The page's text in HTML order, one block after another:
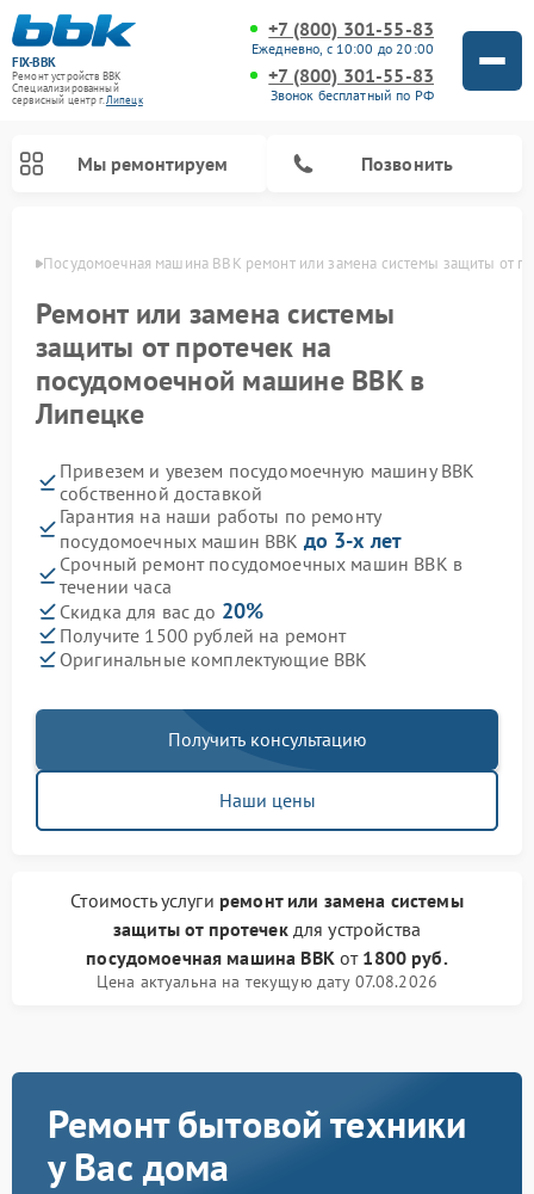
FIX-BBK
Ремонт устройств BBK
Специализированный
cервисный центр г.Липецк
+7 (800) 301-55-83
Ежедневно, с 10:00 до 20:00
+7 (800) 301-55-83
Звонок бесплатный по РФ
Мы ремонтируем Позвонить
Посудомоечная машина BBK ремонт или замена системы защиты от
Ремонт или замена системы
защиты от протечек на
посудомоечной машине BBK в
Липецке
Привезем и увезем посудомоечную машину BBK
собственной доставкой
Гарантия на наши работы по ремонту
посудомоечных машин BBK до 3-х лет
Срочный ремонт посудомоечных машин BBK в
течении часа
Скидка для вас до 20%
Получите 1500 рублей на ремонт
Оригинальные комплектующие BBK
Получить консультацию
Наши цены
Стоимость услуги ремонт или замена системы
защиты от протечекдля устройства
посудомоечная машина BBKот 1800 руб.
Цена актуальна на текущую дату 07.08.2026
Ремонт бытовой техники
у Вас дома